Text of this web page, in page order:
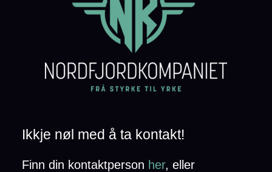
Ikkje nøl med å ta kontakt!
Finn din kontaktperson her, eller